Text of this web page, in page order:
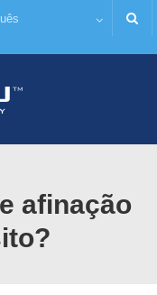
afinação